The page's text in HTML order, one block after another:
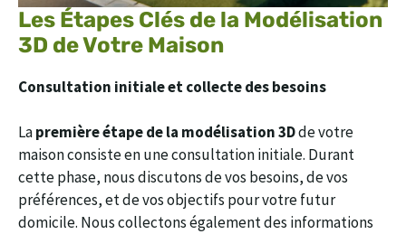
Les Étapes Clés de la Modélisation
3D de Votre Maison
Consultation initiale et collecte des besoins
Lapremière étape de la modélisation 3Dde votre
maison consiste en une consultation initiale. Durant
cette phase, nous discutons de vos besoins, de vos
préférences, et de vos objectifs pour votre futur
domicile. Nous collectons également des informations